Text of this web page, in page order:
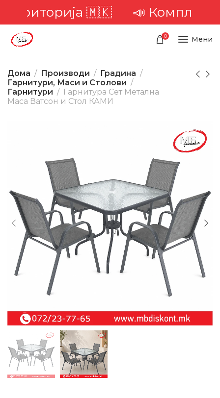
🇲🇰📣 Комплетна
0 Мени
Дома Производи
Градина
Гарнитури, Маси и Столови
Гарнитури
Гарнитура Сет Метална
Маса Ватсон и Стол КАМИ